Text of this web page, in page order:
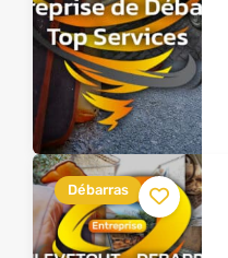
Débarras